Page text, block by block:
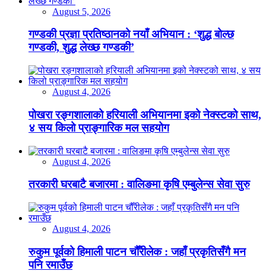
August 5, 2026
गण्डकी प्रज्ञा प्रतिष्ठानको नयाँ अभियान : ‘शुद्ध बोल्छ
गण्डकी, शुद्ध लेख्छ गण्डकी’
August 4, 2026
पोखरा रङ्गशालाको हरियाली अभियानमा इको नेक्स्टको साथ,
४ सय किलो प्राङ्गारिक मल सहयोग
August 4, 2026
तरकारी घरबाटै बजारमा : वालिङमा कृषि एम्बुलेन्स सेवा सुरु
August 4, 2026
रुकुम पूर्वको हिमाली पाटन चौँरीलेक : जहाँ प्रकृतिसँगै मन
पनि रमाउँछ